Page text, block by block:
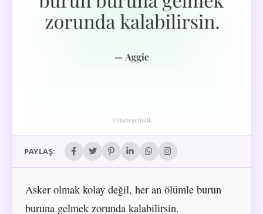
PAYLAŞ:
Asker olmak kolay değil, her an ölümle burun
buruna gelmek zorunda kalabilirsin.